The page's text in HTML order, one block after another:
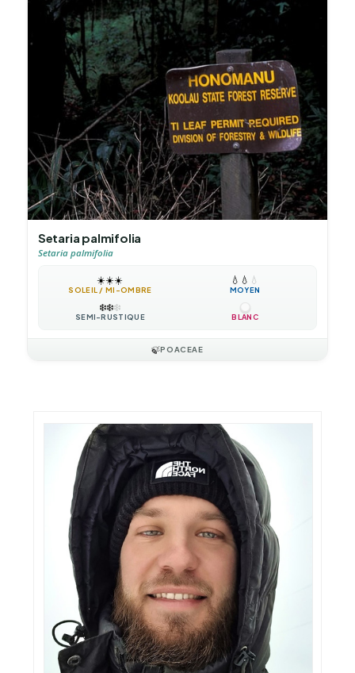
Setaria palmifolia
Setaria palmifolia
☀️☀️☀️
SOLEIL / MI-OMBRE
💧 💧 💧
MOYEN
❄️❄️❄️
SEMI-RUSTIQUE BLANC
🍃POACEAE